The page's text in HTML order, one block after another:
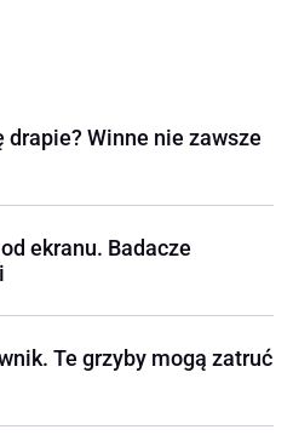
Winne nie zawsze
ekranu. Badacze
Te grzyby mogą zatruć